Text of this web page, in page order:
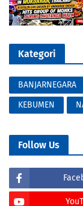
Kategori
BANJARNEGARA
KEBUMEN
Follow Us